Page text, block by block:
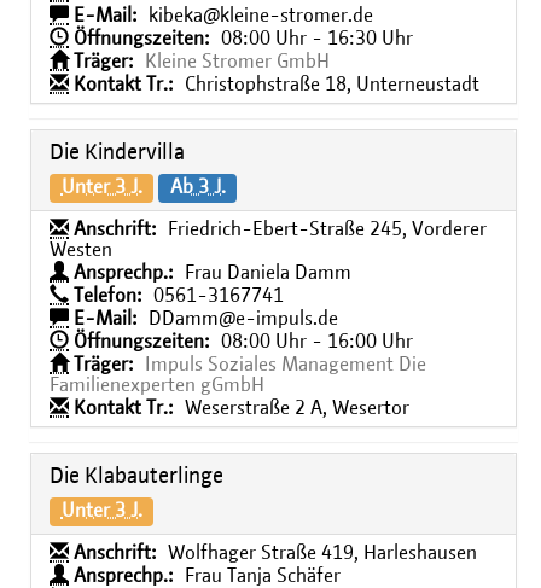
E-Mail:
kibeka@kleine-stromer.de
Öffnungszeiten:
08:00 Uhr - 16:30 Uhr
Träger:
Kleine Stromer GmbH
Kontakt Tr.:
Christophstraße 18, Unterneustadt
Die Kindervilla
Unter 3 J. Ab 3 J.
Anschrift:
Friedrich-Ebert-Straße 245, Vorderer
Westen
Ansprechp.:
Frau Daniela Damm
Telefon:
0561-3167741
E-Mail:
DDamm@e-impuls.de
Öffnungszeiten:
08:00 Uhr - 16:00 Uhr
Träger:
Impuls Soziales Management Die
Familienexperten gGmbH
Kontakt Tr.:
Weserstraße 2 A, Wesertor
Die Klabauterlinge
Unter 3 J.
Anschrift:
Wolfhager Straße 419, Harleshausen
Ansprechp.:
Frau Tanja Schäfer